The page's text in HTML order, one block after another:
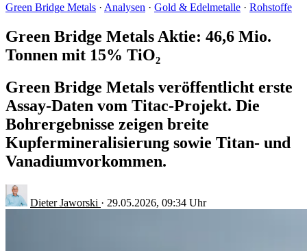
Green Bridge Metals · Analysen · Gold & Edelmetalle · Rohstoffe
Green Bridge Metals Aktie: 46,6 Mio.
Tonnen mit 15% TiO₂
Green Bridge Metals veröffentlicht erste
Assay-Daten vom Titac-Projekt. Die
Bohrergebnisse zeigen breite
Kupfermineralisierung sowie Titan- und
Vanadiumvorkommen.
Dieter Jaworski · 29.05.2026, 09:34 Uhr